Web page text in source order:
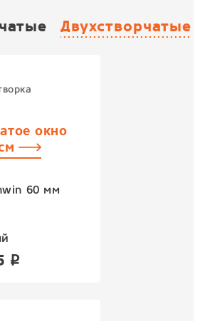
Двухстворчатые
окно
60 мм
p